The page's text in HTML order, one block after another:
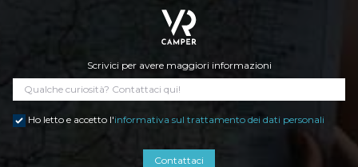
Scrivici per avere maggiori informazioni
Ho letto e accetto l'informativa sul trattamento dei dati personali
Contattaci